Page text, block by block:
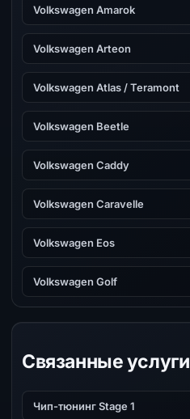
Volkswagen Amarok
Volkswagen Arteon
Volkswagen Atlas / Teramont
Volkswagen Beetle
Volkswagen Caddy
Volkswagen Caravelle
Volkswagen Eos
Volkswagen Golf
Связанные услуги
Чип-тюнинг Stage 1